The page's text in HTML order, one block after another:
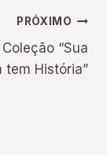
PRÓXIMO
“Sua
tem História”